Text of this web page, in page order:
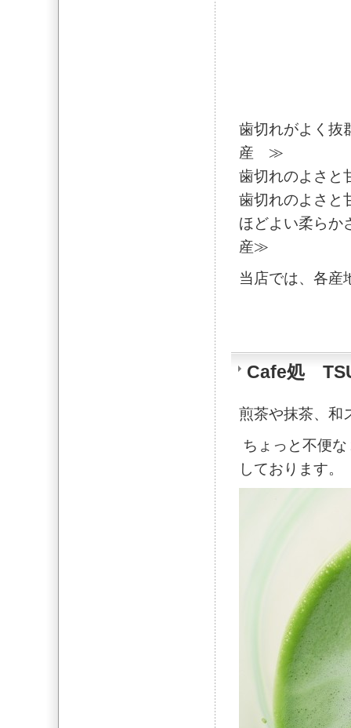
歯切れがよく
産 ≫
歯切れのよさ
歯切れのよさ
ほどよい柔ら
産≫
当店では、各産
Cafe処
煎茶や抹茶、和
ちょっと不便
しております。